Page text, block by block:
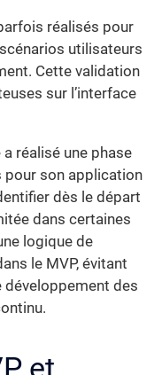
réalisés pour
utilisateurs
Cette validation
sur l’interface
réalisé une phase
pour son application
dès le départ
dans certaines
logique de
le MVP, évitant
développement des
et